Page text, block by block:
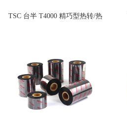
TSC 台半 T4000 精巧型热转/热